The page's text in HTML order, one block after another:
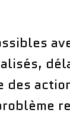
des